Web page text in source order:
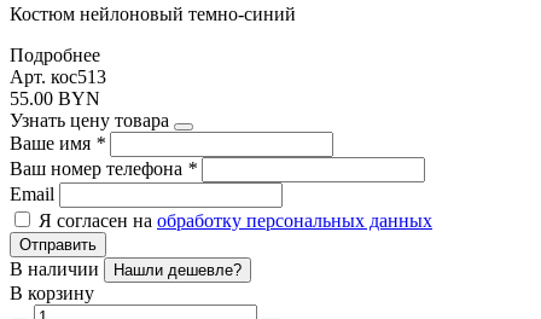
Костюм нейлоновый темно-синий
Подробнее
Арт. кос513
55.00 BYN
Узнать цену товара
Ваше имя *
Ваш номер телефона *
Email
Я согласен на обработку персональных данных
Отправить
В наличии Нашли дешевле?
В корзину